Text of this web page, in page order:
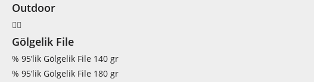
Outdoor
Gölgelik File
% 95’lik Gölgelik File 140 gr
% 95’lik Gölgelik File 180 gr